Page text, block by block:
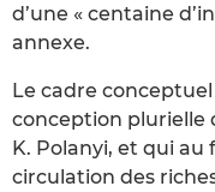
d’une « centaine
annexe.
Le cadre
conception plurielle
K. Polanyi, et qui
circulation des